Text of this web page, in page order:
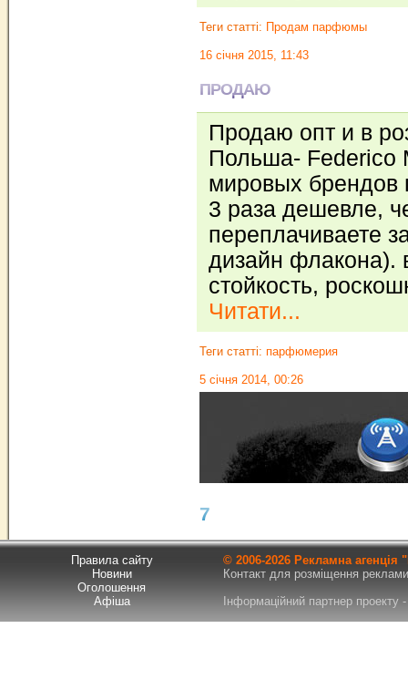
Теги статті: Продам парфюмы
16 січня 2015, 11:43
ПРОДАЮ
Продаю опт и в
Польша- Federico
мировых брендов
3 раза дешевле,
переплачиваете
дизайн флакона).
стойкость,
Читати...
Теги статті: парфюмерия
5 січня 2014, 00:26
7
Правила сайту
Новини
Оголошення
Афіша
© 2006-2026 Рекламна
Контакт для розміщення
Інформаційний партнер проекту